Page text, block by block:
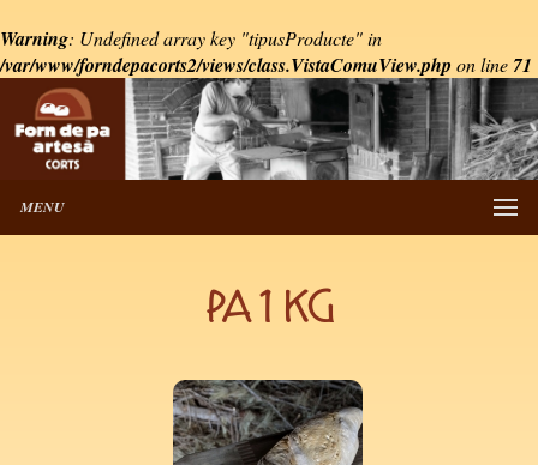
Warning: Undefined array key "tipusProducte" in
/var/www/forndepacorts2/views/class.VistaComuView.php on line 71
MENU
PA 1 KG